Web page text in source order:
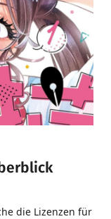
die Lizenzen für